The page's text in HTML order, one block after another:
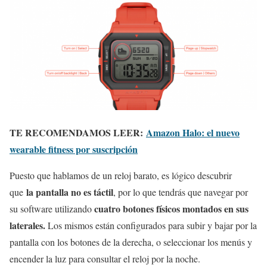
TE RECOMENDAMOS LEER: Amazon Halo: el nuevo
wearable fitness por suscripción
Puesto que hablamos de un reloj barato, es lógico descubrir
que la pantalla no es táctil, por lo que tendrás que navegar por
su software utilizandocuatro botones físicos montados en sus
laterales.Los mismos están configurados para subir y bajar por la
pantalla con los botones de la derecha, o seleccionar los menús y
encender la luz para consultar el reloj por la noche.